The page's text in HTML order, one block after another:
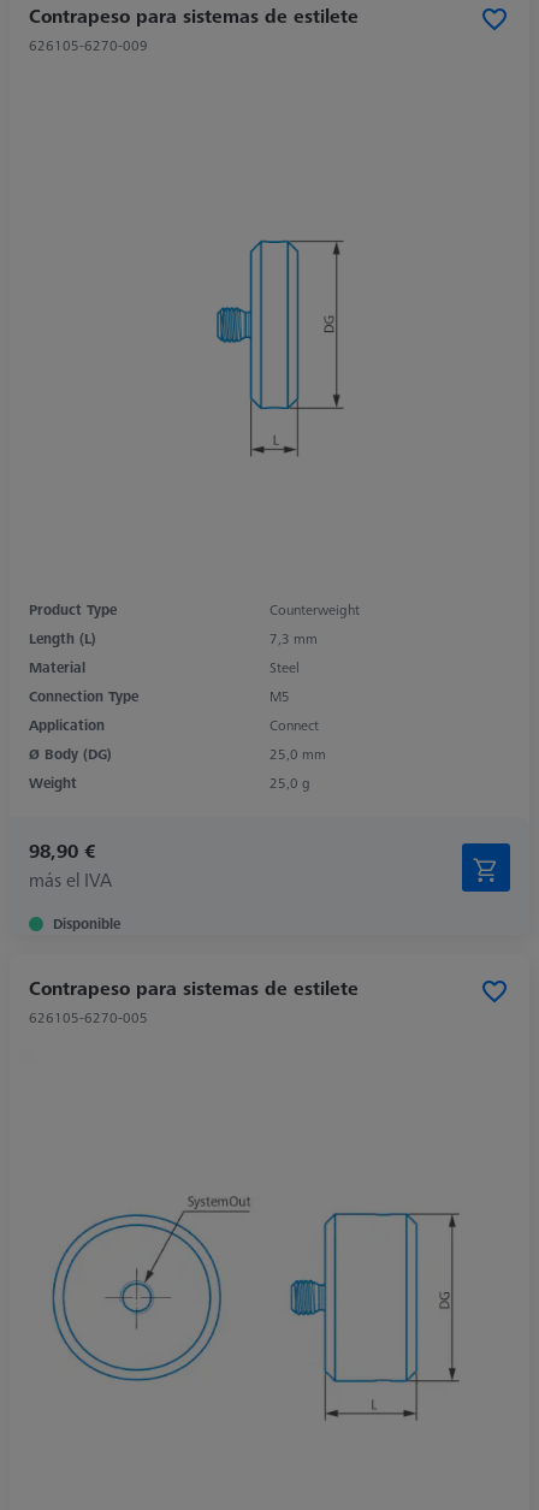
Contrapeso para sistemas de estilete
626105-6270-009
Product Type
Counterweight
Length (L)
7,3 mm
Material
Steel
Connection Type
M5
Application
Connect
Ø Body (DG)
25,0 mm
Weight
25,0 g
98,90 €
más el IVA
Disponible
Contrapeso para sistemas de estilete
626105-6270-005